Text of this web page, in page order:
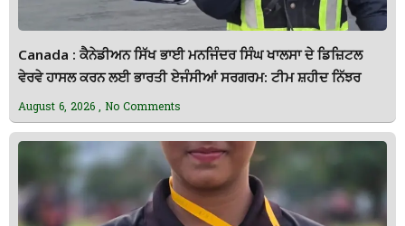
Canada : ਕੈਨੇਡੀਅਨ ਸਿੱਖ ਭਾਈ ਮਨਜਿੰਦਰ ਸਿੰਘ ਖਾਲਸਾ ਦੇ ਡਿਜ਼ਿਟਲ
ਵੇਰਵੇ ਹਾਸਲ ਕਰਨ ਲਈ ਭਾਰਤੀ ਏਜੰਸੀਆਂ ਸਰਗਰਮ: ਟੀਮ ਸ਼ਹੀਦ ਨਿੱਝਰ
August 6, 2026 No Comments